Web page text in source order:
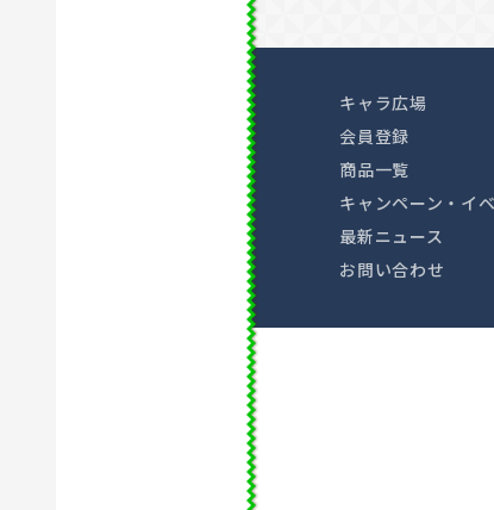
キャラ広場
会員登録
商品一覧
キャンペーン・イ
最新ニュース
お問い合わせ